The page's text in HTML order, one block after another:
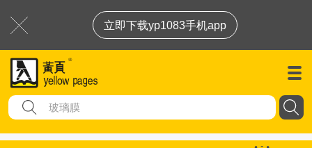
立即下载yp1083手机app